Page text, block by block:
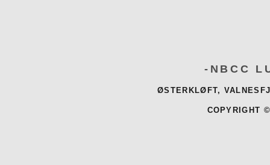
-NBCC
ØSTERKLØFT,
COPYRIGHT